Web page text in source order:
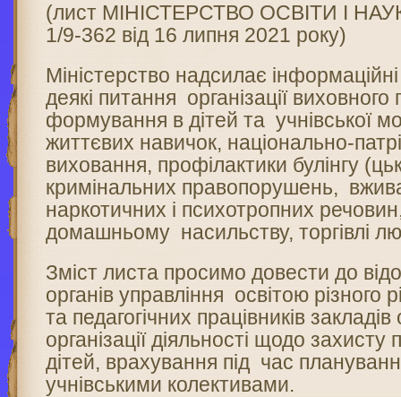
(лист МІНІСТЕРСТВО ОСВІТИ І
1/9-362 від 16 липня 2021 року)
Міністерство надсилає
деякі питання організації
формування в дітей та учнівської
життєвих навичок, національно-
виховання, профілактики булінгу
кримінальних правопорушень,
наркотичних і психотропних
домашньому насильству, торгівлі
Зміст листа просимо довести до
органів управління освітою різного
та педагогічних працівників
організації діяльності щодо захисту
дітей, врахування під час
учнівськими колективами.